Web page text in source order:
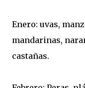
Enero: uvas,
mandarinas,
castañas.